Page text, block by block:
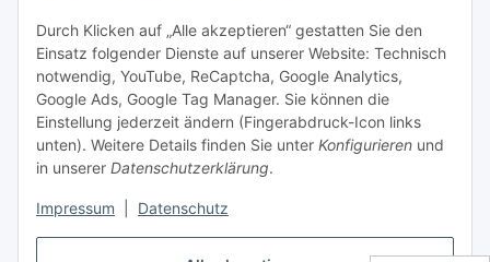
Durch Klicken auf „Alle akzeptieren“ gestatten Sie den
Einsatz folgender Dienste auf unserer Website: Technisch
notwendig, YouTube, ReCaptcha, Google Analytics,
Google Ads, Google Tag Manager. Sie können die
Einstellung jederzeit ändern (Fingerabdruck-Icon links
unten). Weitere Details finden Sie unter Konfigurieren und
in unserer Datenschutzerklärung.
Impressum Datenschutz
Informationen
Gesetzliche Informationen
Spieletreffs in Jülich & Umgebung